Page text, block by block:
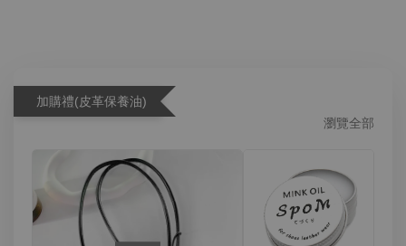
加購禮(皮革保養油)
瀏覽全部